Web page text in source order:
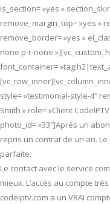
is_section= »yes »
remove_margin_top= »yes »
remove_border= »yes »
none p-r-none
font_container=
style= »testimonial-style-4″
Smith » role= »Client
photo_id= »33″]Après un
repris un contrat de un an.
parfaite.
Le contact avec le service
mieux. L’accès au compte
codeiptv.com a un VRAI